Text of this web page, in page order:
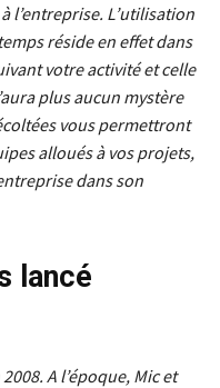
l’entreprise. L’utilisation
réside en effet dans
votre activité et celle
plus aucun mystère
vous permettront
alloués à vos projets,
dans son
lancé
A l’époque, Mic et